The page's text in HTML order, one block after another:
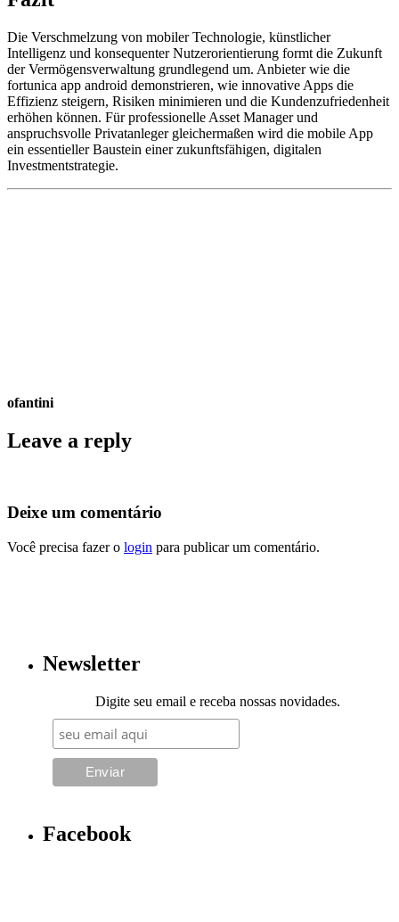
Die Verschmelzung von mobiler Technologie, künstlicher
Intelligenz und konsequenter Nutzerorientierung formt die Zukunft
der Vermögensverwaltung grundlegend um. Anbieter wie die
fortunica app android demonstrieren, wie innovative Apps die
Effizienz steigern, Risiken minimieren und die Kundenzufriedenheit
erhöhen können. Für professionelle Asset Manager und
anspruchsvolle Privatanleger gleichermaßen wird die mobile App
ein essentieller Baustein einer zukunftsfähigen, digitalen
Investmentstrategie.
ofantini
Leave a reply
Deixe um comentário
Você precisa fazer o login para publicar um comentário.
Newsletter
Digite seu email e receba nossas novidades.
Facebook